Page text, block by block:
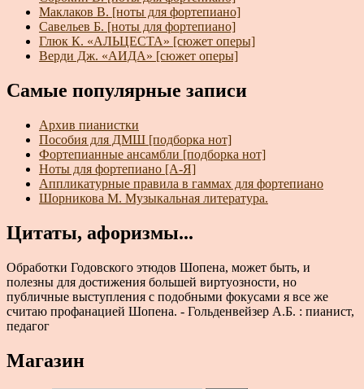
Маклаков В. [ноты для фортепиано]
Савельев Б. [ноты для фортепиано]
Глюк К. «АЛЬЦЕСТА» [сюжет оперы]
Верди Дж. «АИДА» [сюжет оперы]
Самые популярные записи
Архив пианистки
Пособия для ДМШ [подборка нот]
Фортепианные ансамбли [подборка нот]
Ноты для фортепиано [А-Я]
Аппликатурные правила в гаммах для фортепиано
Шорникова М. Музыкальная литература.
Цитаты, афоризмы...
Обработки Годовского этюдов Шопена, может быть, и
полезны для достижения большей виртуозности, но
публичные выступления с подобными фокусами я все же
считаю профанацией Шопена. - Гольденвейзер А.Б. : пианист,
педагог
Магазин